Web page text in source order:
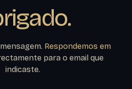
Respondemos em
para o email que
indicaste.